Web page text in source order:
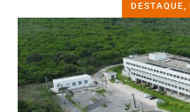
DESTAQUE